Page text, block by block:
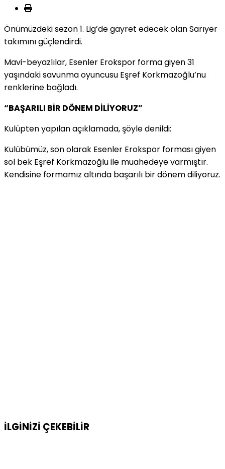
Önümüzdeki sezon 1. Lig’de gayret edecek olan Sarıyer
takımını güçlendirdi.
Mavi-beyazlılar, Esenler Erokspor forma giyen 31
yaşındaki savunma oyuncusu Eşref Korkmazoğlu’nu
renklerine bağladı.
“BAŞARILI BİR DÖNEM DİLİYORUZ”
Kulüpten yapılan açıklamada, şöyle denildi:
Kulübümüz, son olarak Esenler Erokspor forması giyen
sol bek Eşref Korkmazoğlu ile muahedeye varmıştır.
Kendisine formamız altında başarılı bir dönem diliyoruz.
İLGİNİZİ ÇEKEBİLİR